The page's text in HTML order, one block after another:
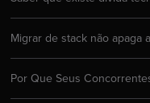
Migrar de stack não apaga
Por Que Seus